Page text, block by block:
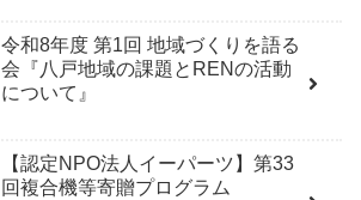
令和8年度 第1回 地域づくりを語る
会『八戸地域の課題とRENの活動
について』
【認定NPO法人イーパーツ】第33
回複合機等寄贈プログラム